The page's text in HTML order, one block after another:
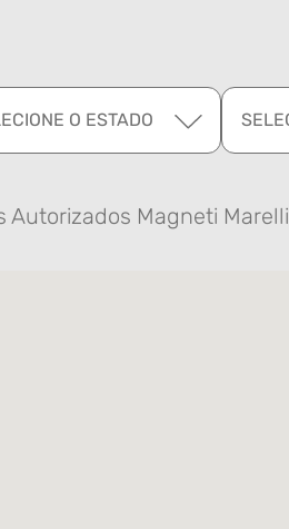
O ESTADO
Autorizados Magneti Marelli